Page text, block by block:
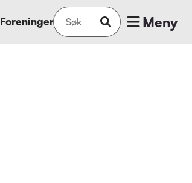
Foreninger Meny